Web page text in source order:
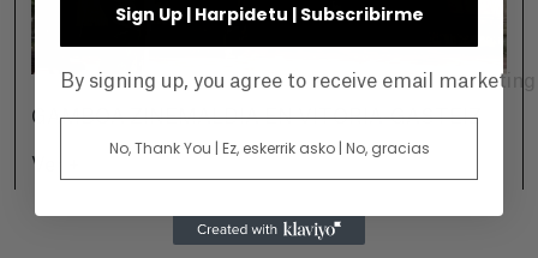
GAMBOA ZINEMALDIA EN VITORIA-GASTEIZ
Ver +
Sign Up | Harpidetu | Subscribirme
By signing up, you agree to receive email
No, Thank You | Ez, eskerrik asko | No, gracias